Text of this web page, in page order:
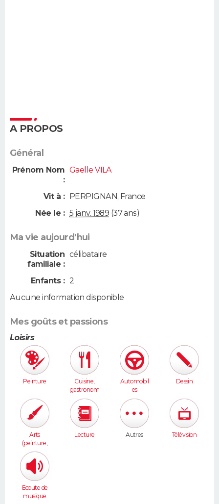
A PROPOS
Général
Prénom Nom
:
Gaelle VILA
Vit à : PERPIGNAN, France
Née le : 5 janv. 1989 (37 ans)
Ma vie aujourd'hui
Situation
familiale :
célibataire
Enfants : 2
Aucune information disponible
Mes goûts et passions
Loisirs
Peinture
Cuisine,
gastronom
ie
Automobil
es
Dessin
Arts
(peinture,
sculpture...
)
Lecture Autres Télévision
Ecoute de
musique